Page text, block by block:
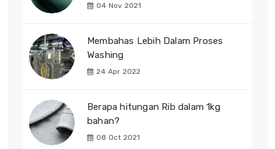
04 Nov 2021
Membahas Lebih Dalam Proses
Washing
24 Apr 2022
Berapa hitungan Rib dalam 1kg
bahan?
08 Oct 2021